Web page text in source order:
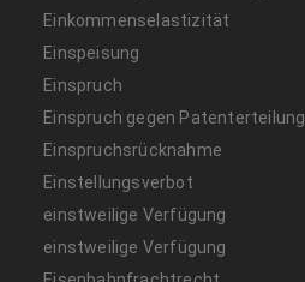
Einkommenselastizität
Einspeisung
Einspruch
Einspruch gegen Patenterteilung
Einspruchsrücknahme
Einstellungsverbot
einstweilige Verfügung
einstweilige Verfügung